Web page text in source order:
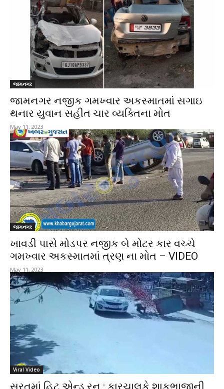
જામનગર
જામનગર નજીક ગમખ્વાર અકસ્માતમાં સગાઇ
થનાર યુવાન સહીત ચાર વ્યક્તિના મોત
May 11, 2023
જામનગર
ખાવડી પાસે મોડપર નજીક બે મોટર કાર વચ્ચે
ગમખ્વાર અકસ્માતમાં ત્રણ ના મોત – VIDEO
May 11, 2023
Viral Video
સુરતમાં હિટ એન્ડ રન : કારચાલકે શાકભાજીની